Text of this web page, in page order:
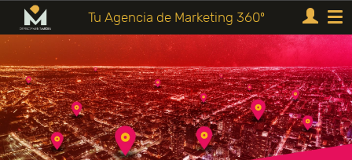
Tu Agencia de Marketing 360º